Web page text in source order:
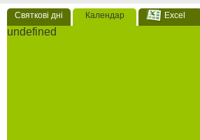
Святкові дні Календар Excel
undefined